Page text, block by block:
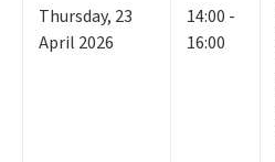
Thursday, 23
April 2026
14:00 -
16:00